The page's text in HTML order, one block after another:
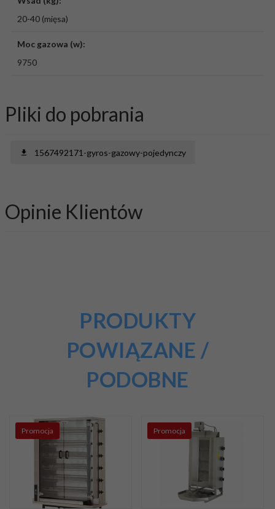
20-40 (mięsa)
Moc gazowa (w):
9750
Pliki do pobrania
1567492171-gyros-gazowy-pojedynczy
Opinie Klientów
PRODUKTY
POWIĄZANE /
PODOBNE
Promocja Promocja